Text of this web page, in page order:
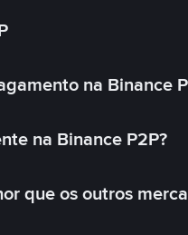
na Binance
na Binance P2P?
que os outros